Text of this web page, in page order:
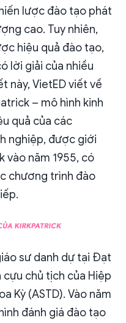
lược đào tạo phát
cao. Tuy nhiên,
hiệu quả đào tạo,
lời giải của nhiều
này, VietED viết về
– mô hình kinh
quả của các
nghiệp, được giới
vào năm 1955, có
chương trình đào
sư danh dự tại Đạt
chủ tịch của Hiệp
Kỳ (ASTD). Vào năm
đánh giá đào tạo